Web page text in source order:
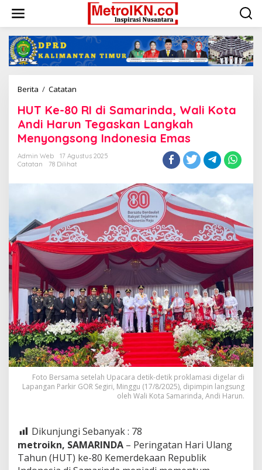
konten
Berita / Catatan
80
RI
di
Samarinda,
Wali
Kota
Harun
Tegaskan
Langkah
Menyongsong
Indonesia
Emas
HUT Ke-80 RI di Samarinda, Wali Kota
Andi Harun Tegaskan Langkah
Menyongsong Indonesia Emas
Admin Web
17 Agustus 2025
Catatan
78 Dilihat
Foto Bersama setelah Upacara detik-detik proklamasi digelar di
Lapangan Parkir GOR Segiri, Minggu (17/8/2025), dipimpin langsung
oleh Wali Kota Samarinda, Andi Harun.
Dikunjungi Sebanyak : 78
metroikn, SAMARINDA – Peringatan Hari Ulang
Tahun (HUT) ke-80 Kemerdekaan Republik